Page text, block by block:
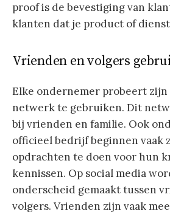
proof is de bevestiging van
klanten dat je product of dienst
Vrienden en volgers
Elke ondernemer probeert zijn
netwerk te gebruiken. Dit
bij vrienden en familie. Ook
officieel bedrijf beginnen vaak
opdrachten te doen voor hun
kennissen. Op social media
onderscheid gemaakt tussen
volgers. Vrienden zijn vaak